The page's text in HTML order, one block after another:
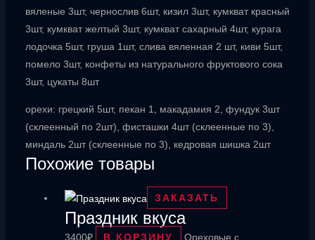
вяленые 3шт, чернослив 6шт, кизил 3шт, кумкват красный
3шт, кумкват желтый 3шт, кумкват сахарный 4шт, курага
лодочка 5шт, груша 1шт, слива вяленная 2 шт, киви 5шт,
помело 3шт, конфеты из натурального фруктового сока
3шт, цукаты 8шт
орехи: грецкий 5шт, пекан 1, макадамия 2, фундук 3шт
(склеенный по 2шт), фисташки 4шт (склеенные по 3),
миндаль 2шт (склеенные по 3), кедровая шишка 2шт
Похожие товары
ЗАКАЗАТЬ
Праздник вкуса
3400₽ В КОРЗИНУ
Ореховые с